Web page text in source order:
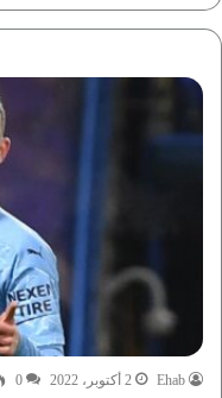
Ehab 2 أكتوبر، 2022 0